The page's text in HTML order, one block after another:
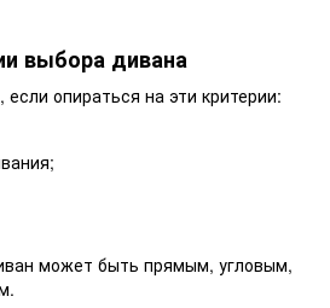
выбора дивана
опираться на эти критерии:
может быть прямым, угловым,